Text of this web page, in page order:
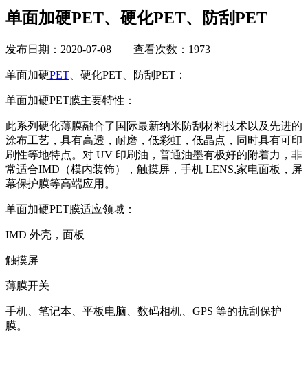
单面加硬PET、硬化PET、防刮PET
发布日期：2020-07-08 查看次数：1973
单面加硬PET 、硬化PET、防刮PET：
单面加硬PET膜主要特性：
此系列硬化薄膜融合了国际最新纳米防刮材料技术以及先进的
涂布工艺，具有高透，耐磨，低彩虹，低晶点，同时具有可印
刷性等地特点。对 UV 印刷油，普通油墨有极好的附着力，非
常适合IMD（模内装饰），触摸屏，手机 LENS,家电面板，屏
幕保护膜等高端应用。
单面加硬PET膜适应领域：
IMD 外壳，面板
触摸屏
薄膜开关
手机、笔记本、平板电脑、数码相机、GPS 等的抗刮保护
膜。